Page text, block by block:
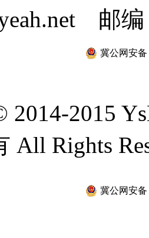
邮编
冀公网安备
2014-2015
All Rights
冀公网安备